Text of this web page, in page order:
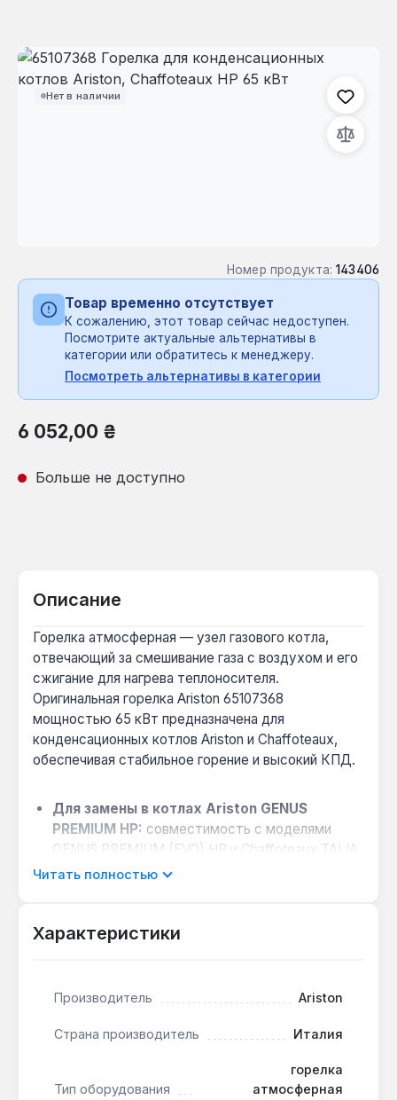
Нет в наличии
Пропустить галерею изображений
Номер продукта: 143406
Товар временно отсутствует
К сожалению, этот товар сейчас недоступен.
Посмотрите актуальные альтернативы в
категории или обратитесь к менеджеру.
Посмотреть альтернативы в категории
Обычная цена:
6 052,00 ₴
Больше не доступно
Описание
Горелка атмосферная — узел газового котла,
отвечающий за смешивание газа с воздухом и его
сжигание для нагрева теплоносителя.
Оригинальная горелка Ariston 65107368
мощностью 65 кВт предназначена для
конденсационных котлов Ariston и Chaffoteaux,
обеспечивая стабильное горение и высокий КПД.
Для замены в котлах Ariston GENUS
PREMIUM HP: совместимость с моделями
GENUS PREMIUM (EVO) HP и Chaffoteaux TALIA
GREEN (EVO) SYSTEM HP гарантирует точное
конденсационном режиме:
что продлевает срок службы.
позволяет проводить чистку и замену без
ремонта.
Читать полностью
Характеристики
Производитель Ariston
Страна производитель Италия
Тип оборудования
горелка
атмосферная